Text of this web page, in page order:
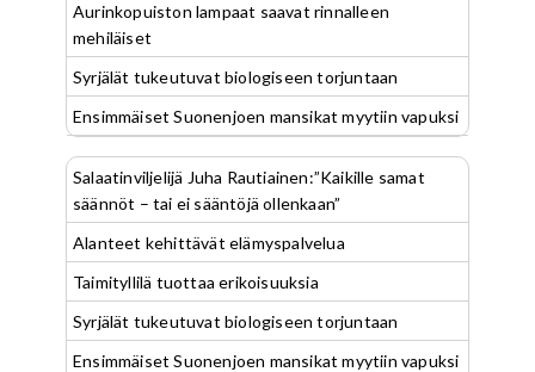
Aurinkopuiston lampaat saavat rinnalleen
mehiläiset
Syrjälät tukeutuvat biologiseen torjuntaan
Ensimmäiset Suonenjoen mansikat myytiin vapuksi
Salaatinviljelijä Juha Rautiainen:”Kaikille samat
säännöt – tai ei sääntöjä ollenkaan”
Alanteet kehittävät elämyspalvelua
Taimityllilä tuottaa erikoisuuksia
Syrjälät tukeutuvat biologiseen torjuntaan
Ensimmäiset Suonenjoen mansikat myytiin vapuksi